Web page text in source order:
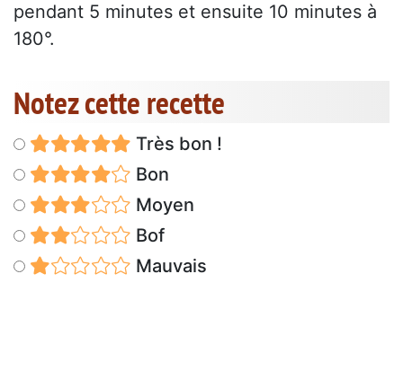
pendant 5 minutes et ensuite 10 minutes à
180°.
Notez cette recette
Très bon !
Bon
Moyen
Bof
Mauvais